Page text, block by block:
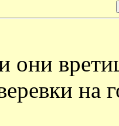
они
на